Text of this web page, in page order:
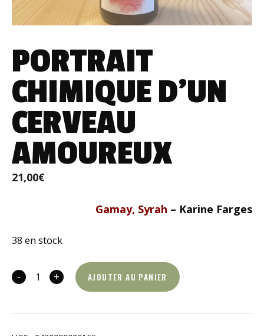
PORTRAIT
CHIMIQUE D’UN
CERVEAU
AMOUREUX
21,00€
Gamay, Syrah – Karine Farges
38 en stock
-
quantité
Portrait
chimique
+ AJOUTER AU PANIER